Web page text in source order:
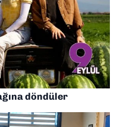
döndüler